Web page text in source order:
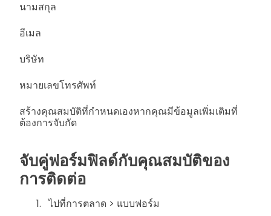
นามสกุล
อีเมล
บริษัท
หมายเลขโทรศัพท์
สร้างคุณสมบัติที่กำหนดเองหากคุณมีข้อมูลเพิ่มเติมที่
ต้องการจับกัด
จับคู่ฟอร์มฟิลด์กับคุณสมบัติของ
การติดต่อ
ไปที่การตลาด > แบบฟอร์ม